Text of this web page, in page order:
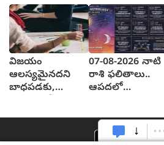
విజయం
ఆలస్యమైనదని
బాధపడకు,
07-08-2026 నాటి
రాశి ఫలితాలు..
ఆపదలో